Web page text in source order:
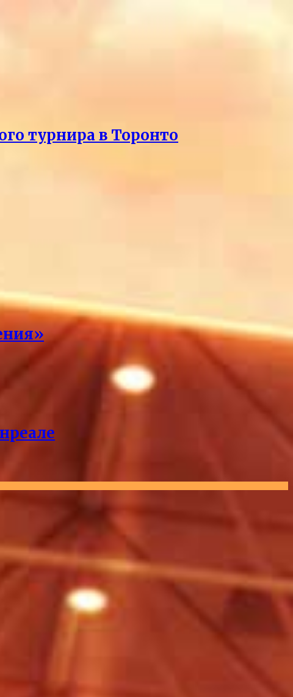
турнира в Торонто